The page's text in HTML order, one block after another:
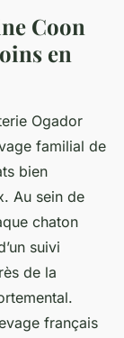
Coon
en
Ogador
familial de
bien
Au sein de
chaton
suivi
de la
français